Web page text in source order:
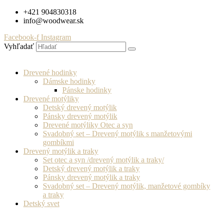
Preskočiť+421 904830318
info@woodwear.sk
Facebook-f Instagram
Vyhľadať
Drevené hodinky
Dámske hodinky
Pánske hodinky
Drevené motýliky
Detský drevený motýlik
Pánsky drevený motýlik
Drevené motýliky Otec a syn
Svadobný set – Drevený motýlik s manžetovými
gombíkmi
Drevený motýlik a traky
Set otec a syn /drevený motýlik a traky/
Detský drevený motýlik a traky
Pánsky drevený motýlik a traky
Svadobný set – Drevený motýlik, manžetové gombíky
a traky
Detský svet